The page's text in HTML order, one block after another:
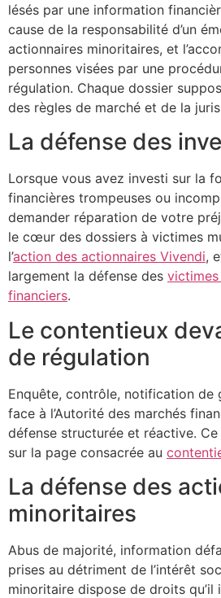
lésés par une information
cause de la responsabilité d’un
actionnaires minoritaires, et
personnes visées par une
régulation. Chaque dossier
des règles de marché et de la
La défense des
Lorsque vous avez investi sur la
financières trompeuses ou
demander réparation de votre
le cœur des dossiers à victimes
l’action des actionnaires Vivendi,
largement la défense des
financiers.
Le contentieux
de régulation
Enquête, contrôle, notification de
face à l’Autorité des marchés
défense structurée et réactive.
sur la page consacrée au
La défense des
minoritaires
Abus de majorité, information
prises au détriment de l’intérêt
minoritaire dispose de droits qu’il